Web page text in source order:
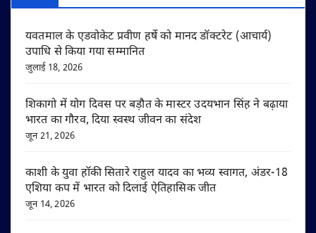
यवतमाल के एडवोकेट प्रवीण हर्षे को मानद डॉक्टरेट (आचार्य)
उपाधि से किया गया सम्मानित
जुलाई 18, 2026
शिकागो में योग दिवस पर बड़ौत के मास्टर उदयभान सिंह ने बढ़ाया
भारत का गौरव, दिया स्वस्थ जीवन का संदेश
जून 21, 2026
काशी के युवा हॉकी सितारे राहुल यादव का भव्य स्वागत, अंडर-18
एशिया कप में भारत को दिलाई ऐतिहासिक जीत
जून 14, 2026